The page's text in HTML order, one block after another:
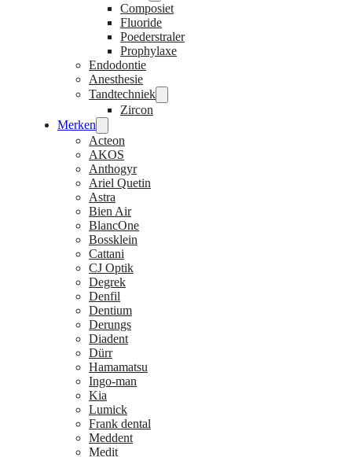
Composiet
Fluoride
Poederstraler
Prophylaxe
Endodontie
Anesthesie
Tandtechniek
Zircon
Merken
Acteon
AKOS
Anthogyr
Ariel Quetin
Astra
Bien Air
BlancOne
Bossklein
Cattani
CJ Optik
Degrek
Denfil
Dentium
Derungs
Diadent
Dürr
Hamamatsu
Ingo-man
Kia
Lumick
Frank dental
Meddent
Medit